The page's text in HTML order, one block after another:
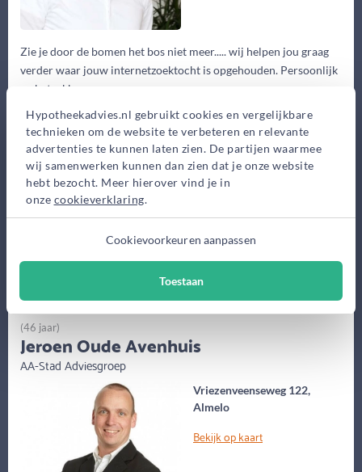
Hypotheekadvies.nl gebruikt cookies en vergelijkbare
technieken om de website te verbeteren en relevante
advertenties te kunnen laten zien. De partijen waarmee
wij samenwerken kunnen dan zien dat je onze website
hebt bezocht. Meer hierover vind je in
onze cookieverklaring.
Cookievoorkeuren aanpassen
Toestaan
Zie je door de bomen het bos niet meer..... wij helpen jou graag
verder waar jouw internetzoektocht is opgehouden. Persoonlijk
en betrokken...
Eerste gesprek
Advieskosten
2.650,-
Maak gratis afspraak
Vriezenveenseweg 122,
Almelo
Bekijk op kaart
(46 jaar)
Jeroen Oude Avenhuis
AA-Stad Adviesgroep